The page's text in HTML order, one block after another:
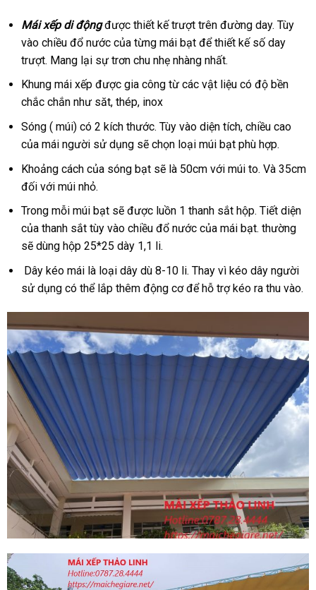
Mái xếp di độngđược thiết kế trượt trên đường day. Tùy
vào chiều đổ nước của từng mái bạt để thiết kế số day
trượt. Mang lại sự trơn chu nhẹ nhàng nhất.
Khung mái xếp được gia công từ các vật liệu có độ bền
chắc chắn như săt, thép, inox
Sóng ( múi) có 2 kích thước. Tùy vào diện tích, chiều cao
của mái người sử dụng sẽ chọn loại múi bạt phù hợp.
Khoảng cách của sóng bạt sẽ là 50cm với múi to. Và 35cm
đối với múi nhỏ.
Trong mỗi múi bạt sẽ được luồn 1 thanh sắt hộp. Tiết diện
của thanh sắt tùy vào chiều đổ nước của mái bạt. thường
sẽ dùng hộp 25*25 dày 1,1 li.
Dây kéo mái là loại dây dù 8-10 li. Thay vì kéo dây người
sử dụng có thể lắp thêm động cơ để hỗ trợ kéo ra thu vào.